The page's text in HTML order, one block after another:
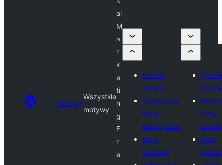
Motywy
Wszystkie
motywy
al
M
a
r
k
e
ti
n
g
F
r
e
Prześlij
motyw
Komercyjne
firmy
tematyczne
Moje
ulubione
motyw
firmy
Moje